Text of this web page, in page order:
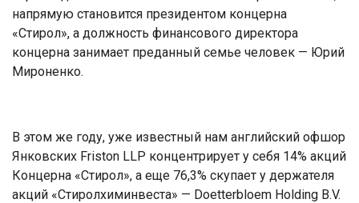
напрямую становится президентом концерна
«Стирол», а должность финансового директора
концерна занимает преданный семье человек — Юрий
Мироненко.
В этом же году, уже известный нам английский офшор
Янковских Friston LLP концентрирует у себя 14% акций
Концерна «Стирол», а еще 76,3% скупает у держателя
акций «Стиролхиминвеста» — Doetterbloem Holding B.V.